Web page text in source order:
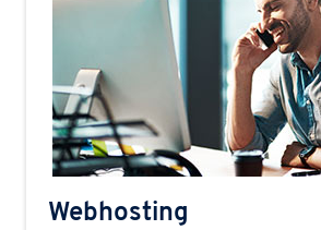
Webhosting